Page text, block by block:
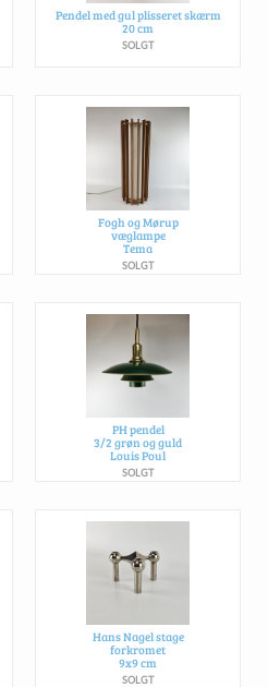
Pendel med gul plisseret skærm
20 cm
SOLGT
Fogh og Mørup
væglampe
Tema
SOLGT
PH pendel
3/2 grøn og guld
Louis Poul
SOLGT
Hans Nagel stage
forkromet
9x9 cm
SOLGT